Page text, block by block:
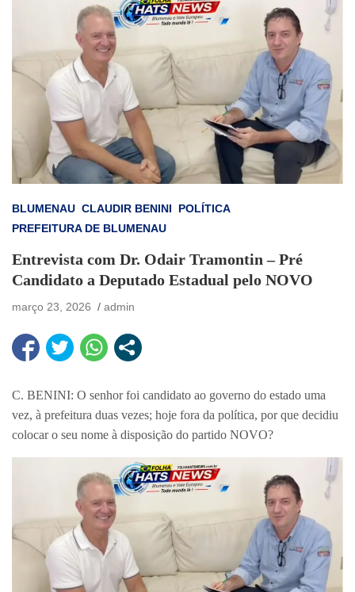
BLUMENAU CLAUDIR BENINI
POLÍTICA
PREFEITURA DE BLUMENAU
Entrevista com Dr. Odair Tramontin – Pré
Candidato a Deputado Estadual pelo NOVO
março 23, 2026 admin
C. BENINI: O senhor foi candidato ao governo do estado uma
vez, à prefeitura duas vezes; hoje fora da política, por que decidiu
colocar o seu nome à disposição do partido NOVO?